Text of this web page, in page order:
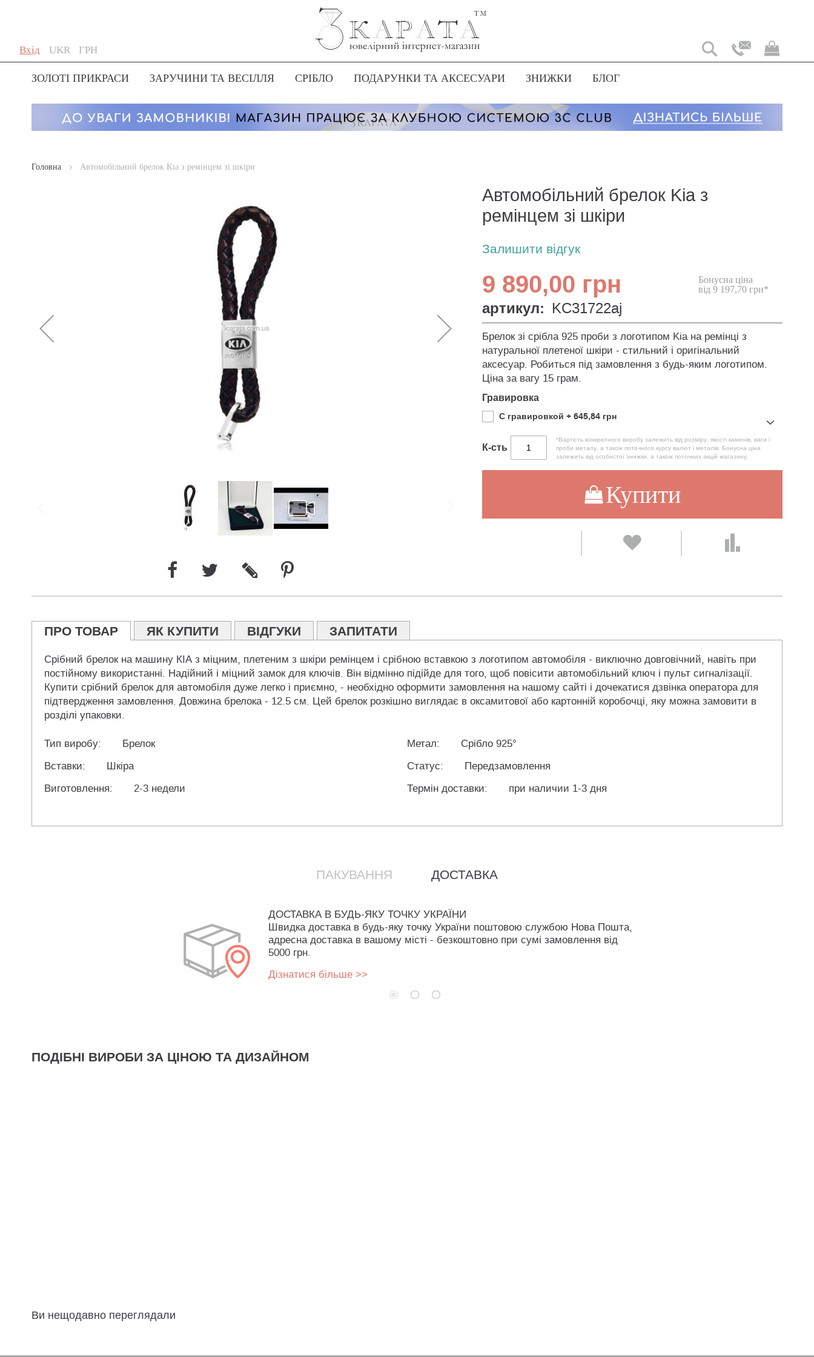
Вхід
Skip
to
Content
Мова
UKR
Мій
Валюта
ГРН
ЗОЛОТІ ПРИКРАСИ ЗАРУЧИНИ ТА ВЕСІЛЛЯ СРІБЛО ПОДАРУНКИ ТА АКСЕСУАРИ ЗНИЖКИ БЛОГ
Головна Автомобільний брелок Kia з ремінцем зі шкіри
Автомобільний брелок Kia з
ремінцем зі шкіри
Залишити відгук
9 890,00 грн
Бонусна ціна
від 9 197,70 грн*
артикул: KC31722aj
Брелок зі срібла 925 проби з логотипом Kia на ремінці з
натуральної плетеної шкіри - стильний і оригінальний
аксесуар. Робиться під замовлення з будь-яким логотипом.
Ціна за вагу 15 грам.
Гравировка
С гравировкой + 645,84 грн
К-сть
*Вартість конкретного виробу залежить від розміру, якості каменів, ваги і
проби металу, а також поточного курсу валют і металів. Бонусна ціна
залежить від особистої знижки, а також поточних акцій магазину.
Купити
ПРО ТОВАР ЯК КУПИТИ ВІДГУКИ ЗАПИТАТИ
Срібний брелок на машину КІА з міцним, плетеним з шкіри ремінцем і срібною вставкою з логотипом автомобіля - виключно довговічний, навіть при
постійному використанні. Надійний і міцний замок для ключів. Він відмінно підійде для того, щоб повісити автомобільний ключ і пульт сигналізації.
Купити срібний брелок для автомобіля дуже легко і приємно, - необхідно оформити замовлення на нашому сайті і дочекатися дзвінка оператора для
підтвердження замовлення. Довжина брелока - 12.5 см. Цей брелок розкішно виглядає в оксамитової або картонній коробочці, яку можна замовити в
розділі упаковки.
Тип виробу: Брелок Метал:
Срібло 925°
Вставки:
Шкіра Статус:
Передзамовлення
Виготовлення:
2-3 недели Термін доставки: при наличии 1-3 дня
ПАКУВАННЯ ДОСТАВКА
ДОСТАВКА В БУДЬ-ЯКУ ТОЧКУ УКРАЇНИ
Швидка доставка в будь-яку точку України поштовою службою Нова Пошта,
адресна доставка в вашому місті - безкоштовно при сумі замовлення від
5000 грн.
Дізнатися більше >>
ПОДІБНІ ВИРОБИ ЗА ЦІНОЮ ТА ДИЗАЙНОМ
Ви нещодавно переглядали